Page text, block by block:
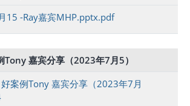
15 -Ray嘉宾MHP.pptx.pdf
Tony 嘉宾分享（2023年7月5）
案例Tony 嘉宾分享（2023年7月